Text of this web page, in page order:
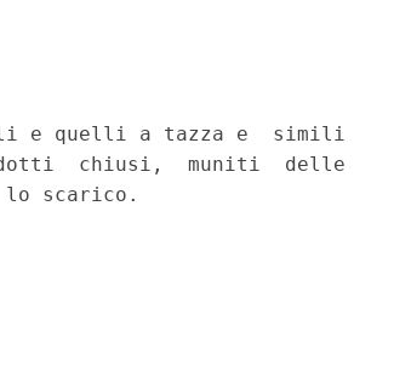
e quelli a tazza e  simili
chiusi,  muniti  delle